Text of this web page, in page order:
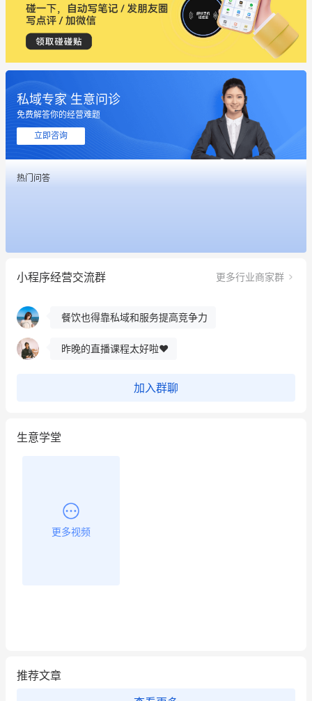
私域专家 生意问诊
免费解答你的经营难题
立即咨询
热门问答
小程序经营交流群 更多行业商家群
这个营销策划案例推荐大家看一下
用有赞就能在微信、小红书同时经营了
餐饮也得靠私域和服务提高竞争力
这个营销策划案例推荐大家看一下
用有赞就能在微信、小红书同时经营了
餐饮也得靠私域和服务提高竞争力
昨晚的直播课程太好啦❤️
加入群聊
生意学堂
更多视频
推荐文章